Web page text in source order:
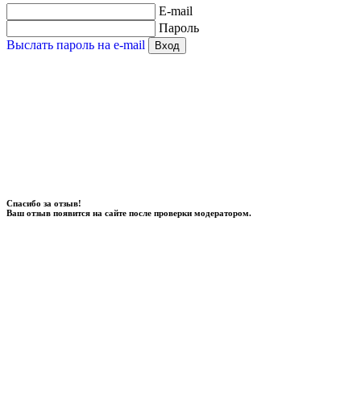
E-mail
Пароль
Выслать пароль на e-mail
Вход
Спасибо за отзыв!
Ваш отзыв появится на сайте после проверки модератором.